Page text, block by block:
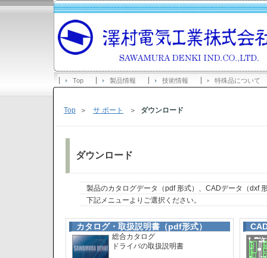
Top 製品情報 技術情報 特殊品について
Top ＞ サ ポート ＞ ダウンロード
ダウンロード
製品のカタログデータ（pdf 形式）、CADデータ（dxf
下記メニューよりご選択ください。
カタログ・取扱説明書（pdf形式）
総合カタログ
ドライバの取扱説明書